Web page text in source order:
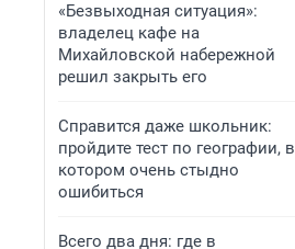
«Безвыходная ситуация»:
владелец кафе на
Михайловской набережной
решил закрыть его
Справится даже школьник:
пройдите тест по географии, в
котором очень стыдно
ошибиться
Всего два дня: где в